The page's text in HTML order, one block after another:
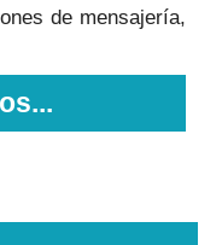
de mensajería,